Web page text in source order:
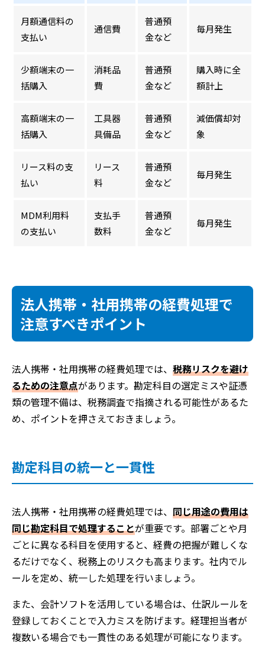
月額通信料の
支払い
通信費
普通預
金など
毎月発生
少額端末の一
括購入
消耗品
費
普通預
金など
購入時に全
額計上
高額端末の一
括購入
工具器
具備品
普通預
金など
減価償却対
象
リース料の支
払い
リース
料
普通預
金など
毎月発生
MDM利用料
の支払い
支払手
数料
普通預
金など
毎月発生
法人携帯・社用携帯の経費処理で
注意すべきポイント
法人携帯・社用携帯の経費処理では、 税務リスクを避け
るための注意点があります。勘定科目の選定ミスや証憑
類の管理不備は、税務調査で指摘される可能性があるた
め、ポイントを押さえておきましょう。
勘定科目の統一と一貫性
法人携帯・社用携帯の経費処理では、 同じ用途の費用は
同じ勘定科目で処理することが重要です。部署ごとや月
ごとに異なる科目を使用すると、経費の把握が難しくな
るだけでなく、税務上のリスクも高まります。社内でル
ールを定め、統一した処理を行いましょう。
また、会計ソフトを活用している場合は、仕訳ルールを
登録しておくことで入力ミスを防げます。経理担当者が
複数いる場合でも一貫性のある処理が可能になります。